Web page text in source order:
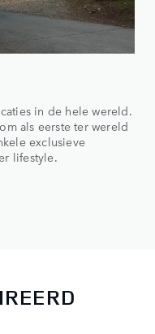
in de hele wereld.
als eerste ter wereld
exclusieve
lifestyle.